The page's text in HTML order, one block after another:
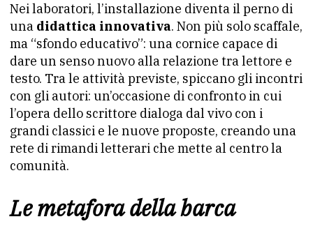
Nei laboratori, l’installazione diventa il perno di
una didattica innovativa. Non più solo scaffale,
ma “sfondo educativo”: una cornice capace di
dare un senso nuovo alla relazione tra lettore e
testo. Tra le attività previste, spiccano gli incontri
con gli autori: un’occasione di confronto in cui
l’opera dello scrittore dialoga dal vivo con i
grandi classici e le nuove proposte, creando una
rete di rimandi letterari che mette al centro la
comunità.
Le metafora della barca